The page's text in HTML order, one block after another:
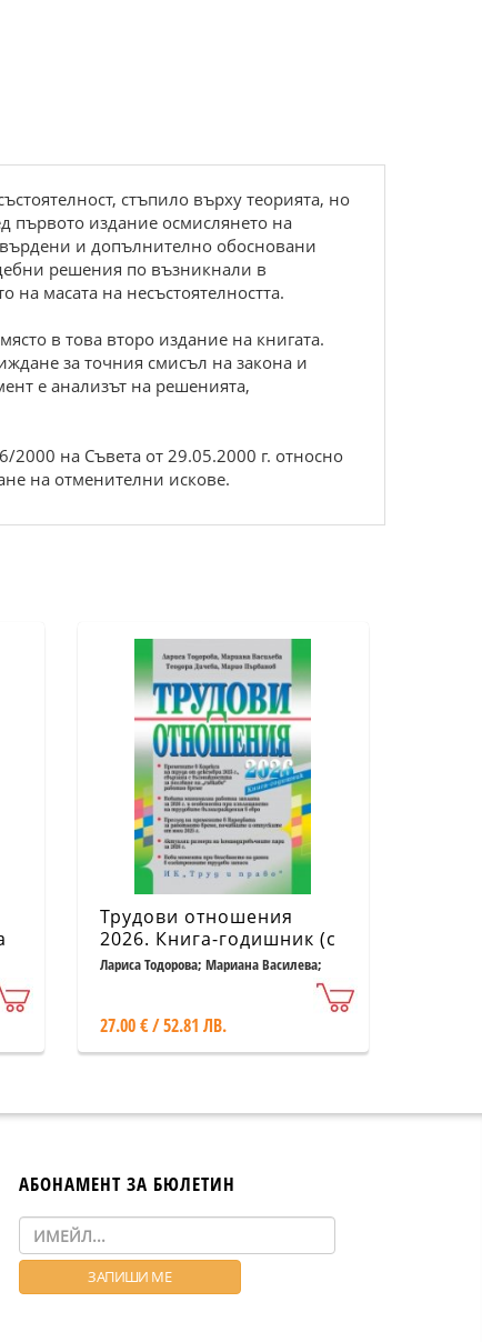
стъпило върху теорията, но
първото издание осмислянето на
и допълнително обосновани
решения по възникнали в
масата на несъстоятелността.
в това второ издание на книгата.
за точния смисъл на закона и
е анализът на решенията,
2000 на Съвета от 29.05.2000 г. относно
на отменителни искове.
Трудови отношения
2026. Книга-годишник (с
достъп до
Лариса Тодорова; Мариана Василева;
27.00 € / 52.81 ЛВ.
АБОНАМЕНТ ЗА БЮЛЕТИН